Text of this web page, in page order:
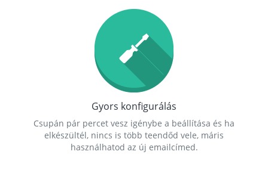
Gyors konfigurálás
Csupán pár percet vesz igénybe a beállítása és ha
elkészültél, nincs is több teendőd vele, máris
használhatod az új emailcímed.